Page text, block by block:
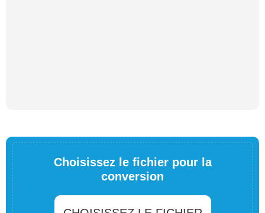
Choisissez le fichier pour la
conversion